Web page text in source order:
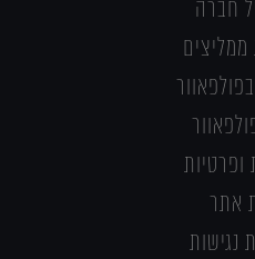
חברה
ופרטיות
אתר
נגישות